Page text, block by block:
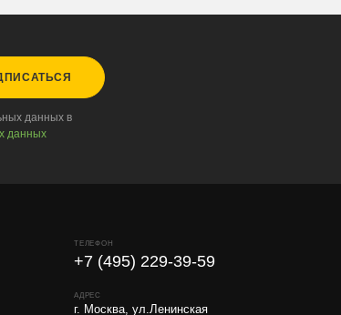
данных в
данных
ТЕЛЕФОН
+7 (495) 229-39-59
АДРЕС
г. Москва, ул.Ленинская